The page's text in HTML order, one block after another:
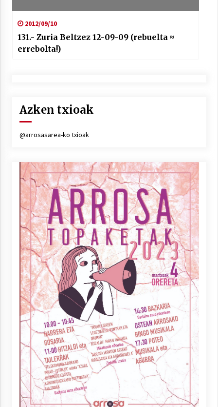
2012/09/10
131.- Zuria Beltzez 12-09-09 (rebuelta ≈
errebolta!)
Azken txioak
@arrosasarea-ko txioak